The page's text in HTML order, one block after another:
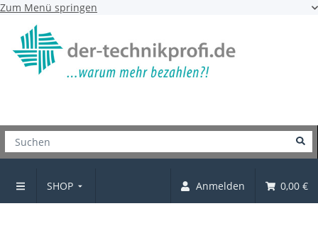
Zum Menü springen
SHOP Anmelden 0,00 €
Mantelhaken